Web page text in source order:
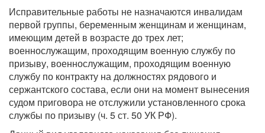
Исправительные работы не назначаются инвалидам
первой группы, беременным женщинам и женщинам,
имеющим детей в возрасте до трех лет;
военнослужащим, проходящим военную службу по
призыву, военнослужащим, проходящим военную
службу по контракту на должностях рядового и
сержантского состава, если они на момент вынесения
судом приговора не отслужили установленного срока
службы по призыву (ч. 5 ст. 50 УК РФ).